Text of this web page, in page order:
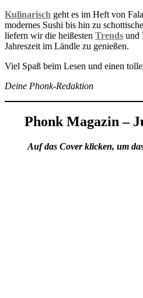
Kulinarisch geht es im Heft von
modernes Sushi bis hin zu
liefern wir die heißesten Trends und
Jahreszeit im Ländle zu genießen.
Viel Spaß beim Lesen und einen
Deine Phonk-Redaktion
Phonk Magazin –
Auf das Cover klicken, um